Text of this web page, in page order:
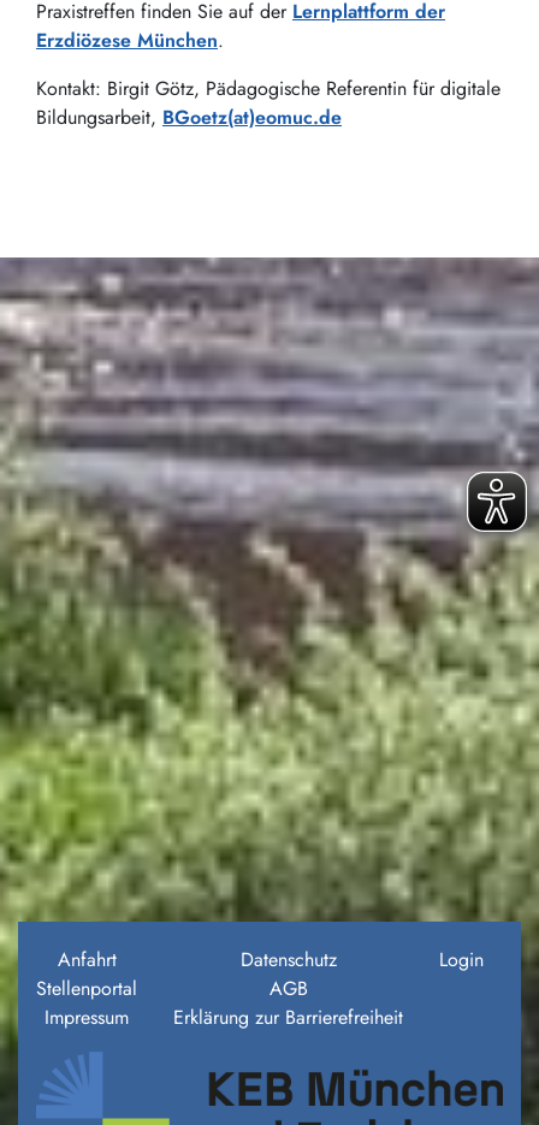
Praxistreffen finden Sie auf der Lernplattform der
Erzdiözese München.
Kontakt: Birgit Götz, Pädagogische Referentin für digitale
Bildungsarbeit, BGoetz(at)eomuc.de
Anfahrt
Stellenportal
Impressum
Datenschutz
AGB
Erklärung zur Barrierefreiheit
Login